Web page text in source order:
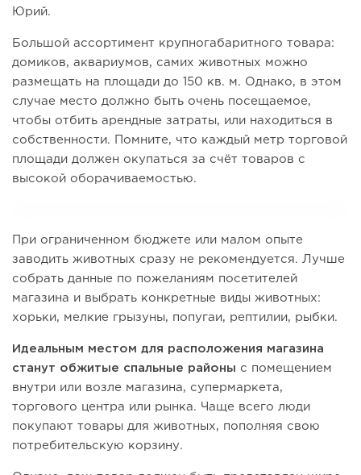
Юрий.
Большой ассортимент крупногабаритного товара:
домиков, аквариумов, самих животных можно
размещать на площади до 150 кв. м. Однако, в этом
случае место должно быть очень посещаемое,
чтобы отбить арендные затраты, или находиться в
собственности. Помните, что каждый метр торговой
площади должен окупаться за счёт товаров с
высокой оборачиваемостью.
При ограниченном бюджете или малом опыте
заводить животных сразу не рекомендуется. Лучше
собрать данные по пожеланиям посетителей
магазина и выбрать конкретные виды животных:
хорьки, мелкие грызуны, попугаи, рептилии, рыбки.
Идеальным местом для расположения магазина
станут обжитые спальные районы с помещением
внутри или возле магазина, супермаркета,
торгового центра или рынка. Чаще всего люди
покупают товары для животных, пополняя свою
потребительскую корзину.